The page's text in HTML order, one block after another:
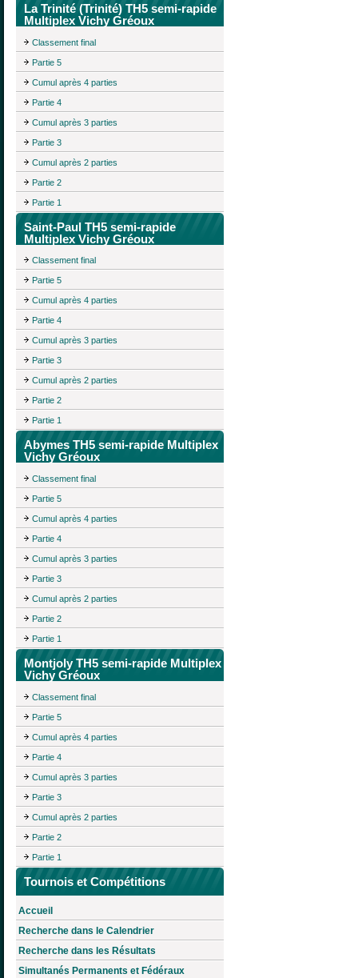
La Trinité (Trinité) TH5 semi-rapide
Multiplex Vichy Gréoux
Classement final
Partie 5
Cumul après 4 parties
Partie 4
Cumul après 3 parties
Partie 3
Cumul après 2 parties
Partie 2
Partie 1
Saint-Paul TH5 semi-rapide
Multiplex Vichy Gréoux
Classement final
Partie 5
Cumul après 4 parties
Partie 4
Cumul après 3 parties
Partie 3
Cumul après 2 parties
Partie 2
Partie 1
Abymes TH5 semi-rapide Multiplex
Vichy Gréoux
Classement final
Partie 5
Cumul après 4 parties
Partie 4
Cumul après 3 parties
Partie 3
Cumul après 2 parties
Partie 2
Partie 1
Montjoly TH5 semi-rapide Multiplex
Vichy Gréoux
Classement final
Partie 5
Cumul après 4 parties
Partie 4
Cumul après 3 parties
Partie 3
Cumul après 2 parties
Partie 2
Partie 1
Tournois et Compétitions
Accueil
Recherche dans le Calendrier
Recherche dans les Résultats
Simultanés Permanents et Fédéraux